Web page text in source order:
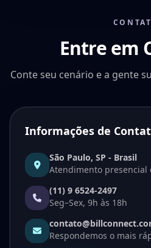
Entre em
Conte seu cenário e a gente
Informações de
São Paulo, SP - Brasil
Atendimento presencial
(11) 9 6524-2497
Seg–Sex, 9h às 18h
Respondemos o mais